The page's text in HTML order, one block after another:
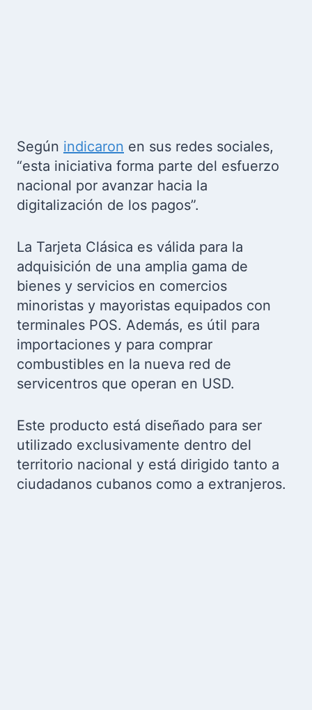
Según indicaron en sus redes sociales,
“esta iniciativa forma parte del esfuerzo
nacional por avanzar hacia la
digitalización de los pagos”.
La Tarjeta Clásica es válida para la
adquisición de una amplia gama de
bienes y servicios en comercios
minoristas y mayoristas equipados con
terminales POS. Además, es útil para
importaciones y para comprar
combustibles en la nueva red de
servicentros que operan en USD.
Este producto está diseñado para ser
utilizado exclusivamente dentro del
territorio nacional y está dirigido tanto a
ciudadanos cubanos como a extranjeros.